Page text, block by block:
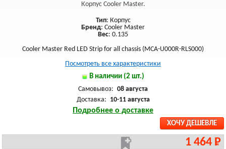
Корпус Cooler Master.
Тип: Корпус
Бренд: Cooler Master
Вес: 0.135
Cooler Master Red LED Strip for all chassis (MCA-U000R-RLS000)
Посмотреть все характеристики
В наличии (2 шт.)
Самовывоз: 08 августа
Доставка: 10-11 августа
Подробнее о доставке
ХОЧУ ДЕШЕВЛЕ
1 464 Р